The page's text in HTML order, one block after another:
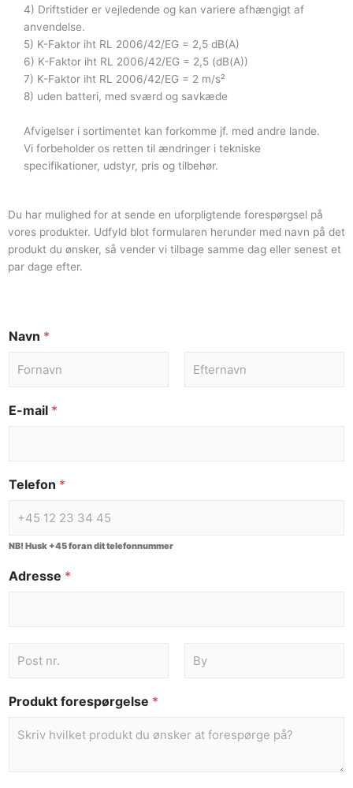
4) Driftstider er vejledende og kan variere afhængigt af
anvendelse.
5) K-Faktor iht RL 2006/42/EG = 2,5 dB(A)
6) K-Faktor iht RL 2006/42/EG = 2,5 (dB(A))
7) K-Faktor iht RL 2006/42/EG = 2 m/s²
8) uden batteri, med sværd og savkæde
Afvigelser i sortimentet kan forkomme jf. med andre lande.
Vi forbeholder os retten til ændringer i tekniske
specifikationer, udstyr, pris og tilbehør.
Du har mulighed for at sende en uforpligtende forespørgsel på
vores produkter. Udfyld blot formularen herunder med navn på det
produkt du ønsker, så vender vi tilbage samme dag eller senest et
par dage efter.
Navn *
E-mail *
Telefon *
NB! Husk +45 foran dit telefonnummer
Adresse *
Produkt forespørgelse *